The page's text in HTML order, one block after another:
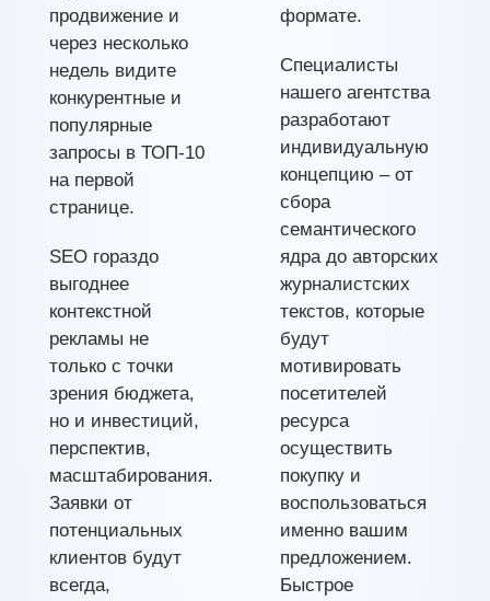
продвижение и
через несколько
недель видите
конкурентные и
популярные
запросы в ТОП-10
на первой
странице.
SEO гораздо
выгоднее
контекстной
рекламы не
только с точки
зрения бюджета,
но и инвестиций,
перспектив,
масштабирования.
Заявки от
потенциальных
клиентов будут
всегда,
формате.
Специалисты
нашего агентства
разработают
индивидуальную
концепцию – от
сбора
семантического
ядра до авторских
журналистских
текстов, которые
будут
мотивировать
посетителей
ресурса
осуществить
покупку и
воспользоваться
именно вашим
предложением.
Быстрое